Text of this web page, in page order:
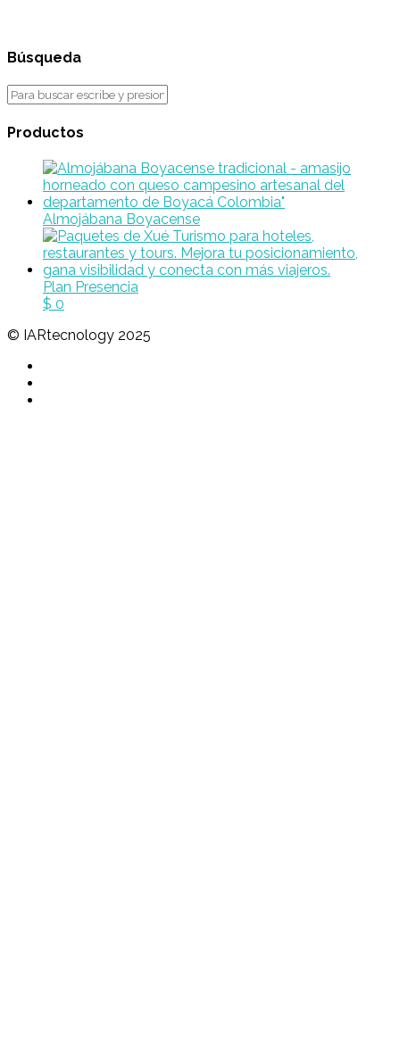
Búsqueda
Productos
Almojábana Boyacense
Plan Presencia
$ 0
© IARtecnology 2025